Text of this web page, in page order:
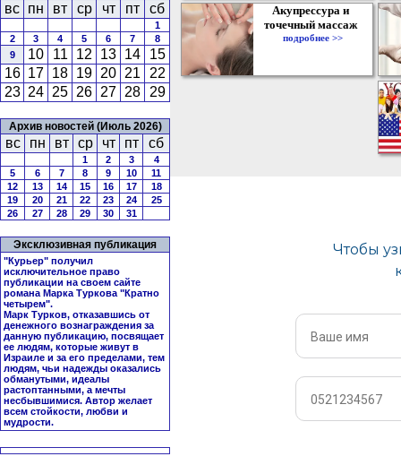
вс пн вт ср чт пт сб
1
2
3 4 5 6 7
8
9
10 11 12 13 14
15
16 17 18 19 20 21
22
23 24 25 26 27 28 29
Архив новостей (Июль 2026)
вс пн вт ср чт пт сб
1 2 3
4
5
6 7 8 9 10
11
12
13 14 15 16 17
18
19
20 21 22 23 24
25
26
27 28 29 30 31
Эксклюзивная публикация
"Курьер" получил
исключительное право
публикации на своем сайте
романа Марка Туркова "Кратно
четырем".
Марк Турков, отказавшись от
денежного вознаграждения за
данную публикацию, посвящает
ее людям, которые живут в
Израиле и за его пределами, тем
людям, чьи надежды оказались
обманутыми, идеалы
растоптанными, а мечты
несбывшимися. Автор желает
всем стойкости, любви и
мудрости.
Акупрессура и
точечный массаж
подробнее >>